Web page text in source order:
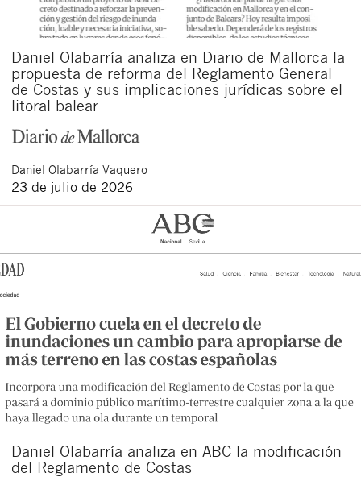
Daniel Olabarría analiza en Diario de Mallorca la
propuesta de reforma del Reglamento General
de Costas y sus implicaciones jurídicas sobre el
litoral balear
Daniel Olabarría Vaquero
23 de julio de 2026
Daniel Olabarría analiza en ABC la modificación
del Reglamento de Costas